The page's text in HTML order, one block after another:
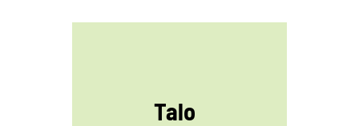
Talo